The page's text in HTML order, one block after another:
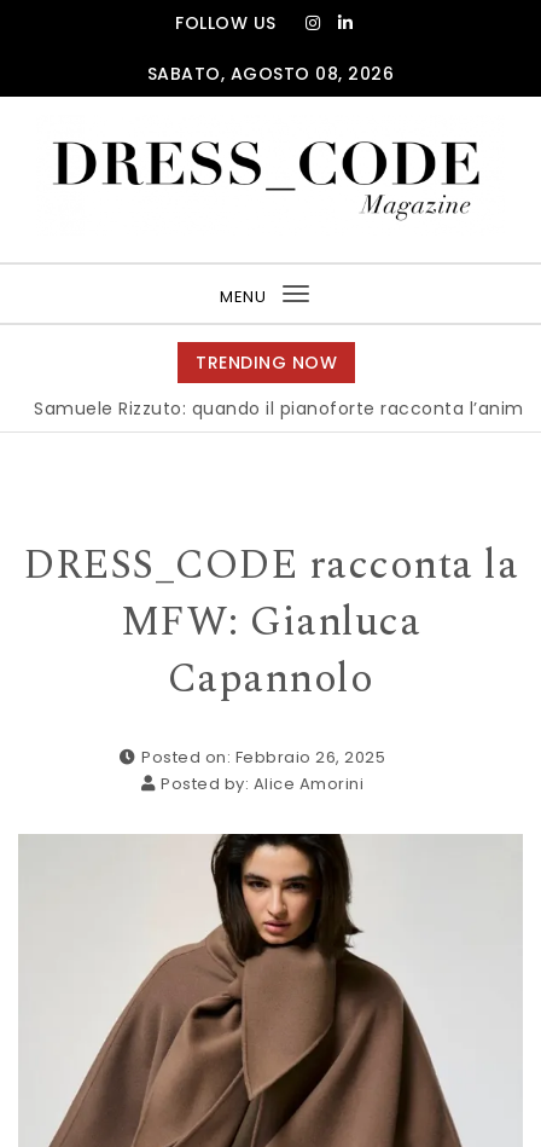
FOLLOW US
SABATO, AGOSTO 08, 2026
MENU
Toggle
navigation
TRENDING NOW
Rizzuto: quando il pianoforte racconta l’anima
DRESS_CODE racconta la
MFW: Gianluca
Capannolo
Posted on: Febbraio 26, 2025
Posted by: Alice Amorini